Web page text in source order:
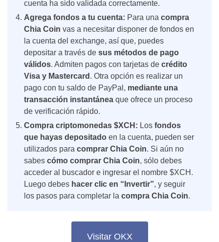
cuenta ha sido validada correctamente.
Agrega fondos a tu cuenta: Para una compra
Chia Coin vas a necesitar disponer de fondos en
la cuenta del exchange, así que, puedes
depositar a través de sus métodos de pago
válidos. Admiten pagos con tarjetas de crédito
Visa y Mastercard . Otra opción es realizar un
pago con tu saldo de PayPal, mediante una
transacción instantánea que ofrece un proceso
de verificación rápido.
Compra criptomonedas $XCH: Los fondos
que hayas depositado en la cuenta, pueden ser
utilizados para comprar Chia Coin. Si aún no
sabes cómo comprar Chia Coin, sólo debes
acceder al buscador e ingresar el nombre $XCH.
Luego debes hacer clic en “Invertir”, y seguir
los pasos para completar la compra Chia Coin.
Visitar OKX